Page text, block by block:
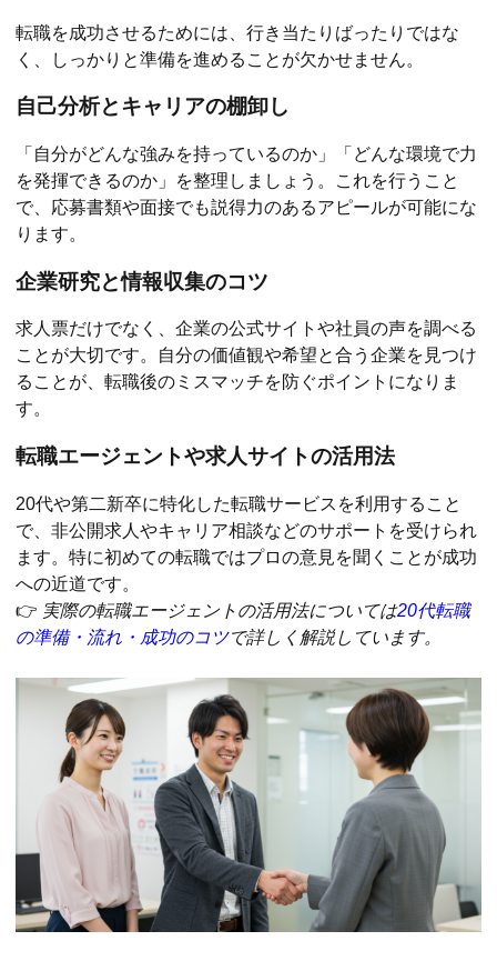
転職を成功させるためには、行き当たりばったりではな
く、しっかりと準備を進めることが欠かせません。
自己分析とキャリアの棚卸し
「自分がどんな強みを持っているのか」「どんな環境で力
を発揮できるのか」を整理しましょう。これを行うこと
で、応募書類や面接でも説得力のあるアピールが可能にな
ります。
企業研究と情報収集のコツ
求人票だけでなく、企業の公式サイトや社員の声を調べる
ことが大切です。自分の価値観や希望と合う企業を見つけ
ることが、転職後のミスマッチを防ぐポイントになりま
す。
転職エージェントや求人サイトの活用法
20代や第二新卒に特化した転職サービスを利用すること
で、非公開求人やキャリア相談などのサポートを受けられ
ます。特に初めての転職ではプロの意見を聞くことが成功
への近道です。
👉 実際の転職エージェントの活用法については20代転職
の準備・流れ・成功のコツで詳しく解説しています。